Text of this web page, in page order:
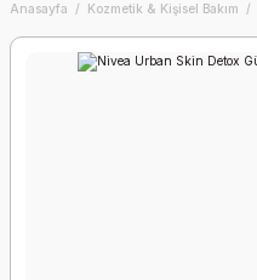
Anasayfa Kozmetik & Kişisel Bakım